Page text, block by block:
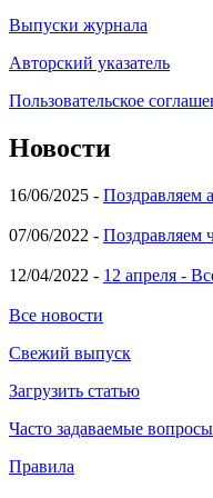
Выпуски журнала
Авторский указатель
Пользовательское
Новости
16/06/2025 - Поздравляем
07/06/2022 - Поздравляем
12/04/2022 - 12 апреля -
Все новости
Свежий выпуск
Загрузить статью
Часто задаваемые вопросы
Правила